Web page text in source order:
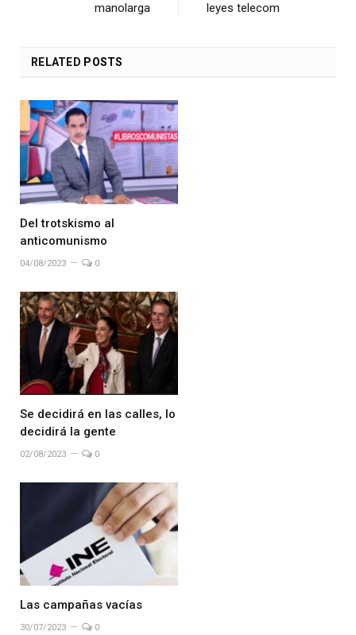
manolarga
leyes telecom
RELATED POSTS
Del trotskismo al
anticomunismo
04/08/2023 0
Se decidirá en las calles, lo
decidirá la gente
02/08/2023 0
Las campañas vacías
30/07/2023 0